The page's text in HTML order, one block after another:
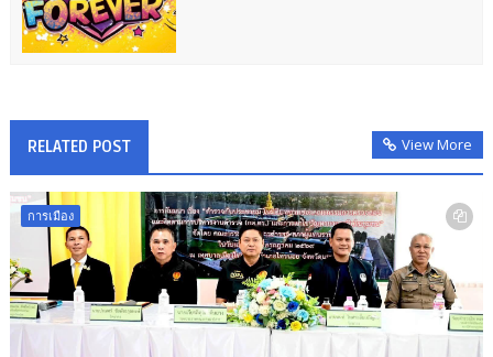
RELATED POST View More
การเมือง